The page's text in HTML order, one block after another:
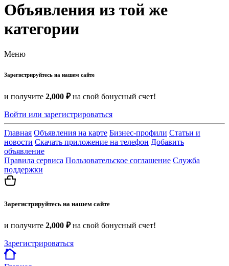
Объявления из той же
категории
Меню
Зарегистрируйтесь на нашем сайте
и получите 2,000 ₽на свой бонусный счет!
Войти или зарегистрироваться
Главная Объявления на карте Бизнес-профили Статьи и
новости Скачать приложение на телефон Добавить
объявление
Правила сервиса Пользовательское соглашение Служба
поддержки
Зарегистрируйтесь на нашем сайте
и получите 2,000 ₽на свой бонусный счет!
Зарегистрироваться